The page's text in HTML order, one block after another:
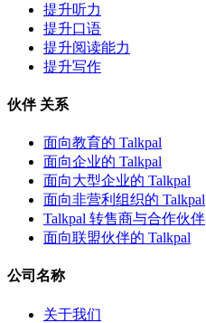
提升听力
提升口语
提升阅读能力
提升写作
伙伴 关系
面向教育的 Talkpal
面向企业的 Talkpal
面向大型企业的 Talkpal
面向非营利组织的 Talkpal
Talkpal 转售商与合作伙伴
面向联盟伙伴的 Talkpal
公司名称
关于我们